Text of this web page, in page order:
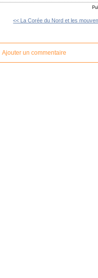
<< La Corée du Nord et les
Ajouter un commentaire